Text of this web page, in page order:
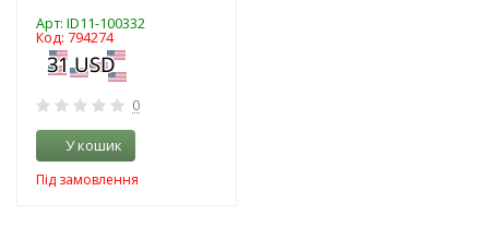
Арт: ID11-100332
Код: 794274
0
У кошик
Під замовлення